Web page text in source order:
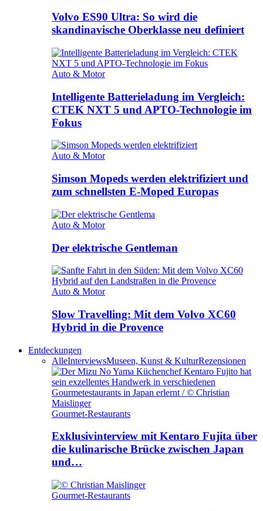
Volvo ES90 Ultra: So wird die
skandinavische Oberklasse neu definiert
Auto & Motor
Intelligente Batterieladung im Vergleich:
CTEK NXT 5 und APTO-Technologie im
Fokus
Auto & Motor
Simson Mopeds werden elektrifiziert und
zum schnellsten E-Moped Europas
Auto & Motor
Der elektrische Gentleman
Auto & Motor
Slow Travelling: Mit dem Volvo XC60
Hybrid in die Provence
Entdeckungen
AlleInterviewsMuseen, Kunst & KulturRezensionen
Gourmet-Restaurants
Exklusivinterview mit Kentaro Fujita über
die kulinarische Brücke zwischen Japan
und…
Gourmet-Restaurants